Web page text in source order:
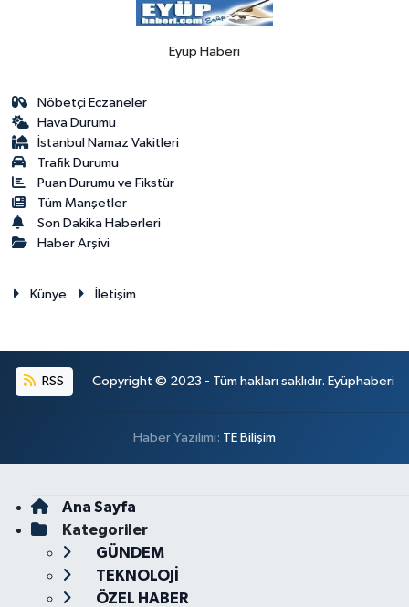
Eyup Haberi
Nöbetçi Eczaneler
Hava Durumu
İstanbul Namaz Vakitleri
Trafik Durumu
Puan Durumu ve Fikstür
Tüm Manşetler
Son Dakika Haberleri
Haber Arşivi
Künye İletişim
RSS Copyright © 2023 - Tüm hakları saklıdır. Eyüphaberi
Haber Yazılımı: TE Bilişim
Ana Sayfa
Kategoriler
GÜNDEM
TEKNOLOJİ
ÖZEL HABER